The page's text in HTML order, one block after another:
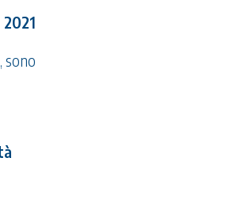
, sono